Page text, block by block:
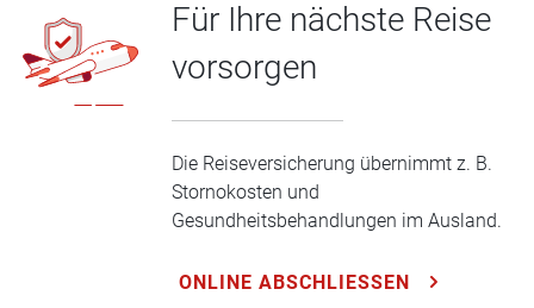
Für Ihre nächste Reise
vorsorgen
Die Reiseversicherung übernimmt z. B.
Stornokosten und
Gesundheitsbehandlungen im Ausland.
ONLINE ABSCHLIESSEN